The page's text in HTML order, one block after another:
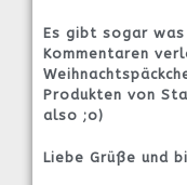
Es gibt sogar
Kommentaren
Produkten von
also ;o)
Liebe Grüße und